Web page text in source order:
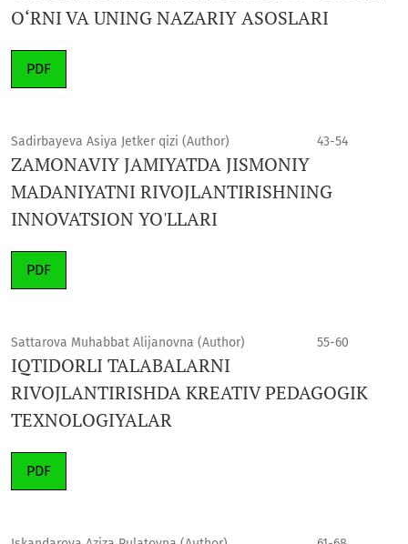
O‘RNI VA UNING NAZARIY ASOSLARI
PDF
Sadirbayeva Asiya Jetker qizi (Author) 43-54
ZAMONAVIY JAMIYATDA JISMONIY
MADANIYATNI RIVOJLANTIRISHNING
INNOVATSION YO'LLARI
PDF
Sattarova Muhabbat Alijanovna (Author) 55-60
IQTIDORLI TALABALARNI
RIVOJLANTIRISHDA KREATIV PEDAGOGIK
TEXNOLOGIYALAR
PDF